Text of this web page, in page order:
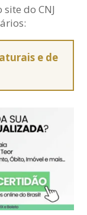
do CNJ
e de